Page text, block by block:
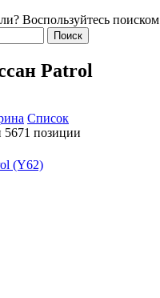
Воспользуйтесь поиском
Patrol
Список
5671 позиции
(Y62)